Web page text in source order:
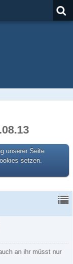
unserer Seite
setzen.
an ihr müsst nur